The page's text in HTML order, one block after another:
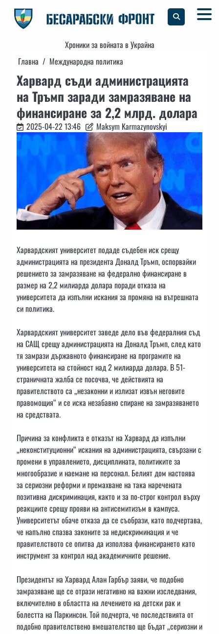
content
Хроники за войната в Украйна
Главна
Международна политика
Харвард съди администрацията
на Тръмп заради замразяване на
финансиране за 2,2 млрд. долара
2025-04-22 13:46 Maksym Karmazynovskyi
Харвардският университет подаде съдебен иск срещу
администрацията на президента Доналд Тръмп, оспорвайки
решението за замразяване на федерално финансиране в
размер на 2,2 милиарда долара поради отказа на
университета да изпълни искания за промяна на вътрешната
си политика.
Харвардският университет заведе дело във федералния съд
на САЩ срещу администрацията на Доналд Тръмп, след като
тя замрази държавното финансиране на програмите на
университета на стойност над 2 милиарда долара. В 51-
страничната жалба се посочва, че действията на
правителството са „незаконни и излизат извън неговите
правомощия“ и се иска незабавно спиране на замразяването
на средствата.
Причина за конфликта е отказът на Харвард да изпълни
„неконституционни“ искания на администрацията, свързани с
промени в управлението, дисциплината, политиките за
многообразие и наемане на персонал. Белият дом настоява
за сериозни реформи и премахване на така наречената
позитивна дискриминация, както и за по-строг контрол върху
реакциите срещу прояви на антисемитизъм в кампуса.
Университетът обаче отказа да се съобрази, като подчертава,
че напълно спазва законите за недискриминация и че
правителството се опитва да използва финансирането като
инструмент за контрол над академичните решение.
Президентът на Харвард Алан Гарбър заяви, че подобно
замразяване ще се отрази негативно на важни изследвания,
включително в областта на лечението на детски рак и
болестта на Паркинсон. Той подчерта, че последствията от
подобно правителствено вмешателство ще бъдат „сериозни и